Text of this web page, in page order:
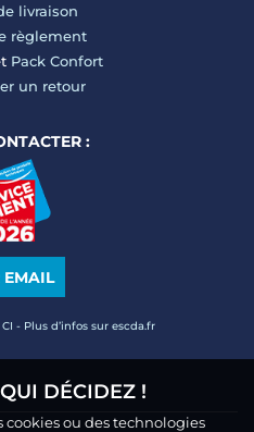
livraison
règlement
Pack Confort
un retour
:
EMAIL
- Plus d’infos sur escda.fr
DÉCIDEZ !
cookies ou des technologies